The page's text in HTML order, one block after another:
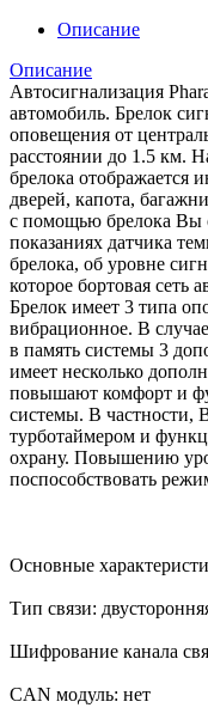
Описание
Описание
Автосигнализация
автомобиль. Брелок
оповещения от
расстоянии до 1.5 км.
брелока отображается
дверей, капота,
с помощью брелока Вы
показаниях датчика
брелока, об уровне
которое бортовая сеть
Брелок имеет 3 типа
вибрационное. В
в память системы 3
имеет несколько
повышают комфорт и
системы. В частности,
турботаймером и
охрану. Повышению
поспособствовать
Основные
Тип связи:
Шифрование канала
CAN модуль: нет